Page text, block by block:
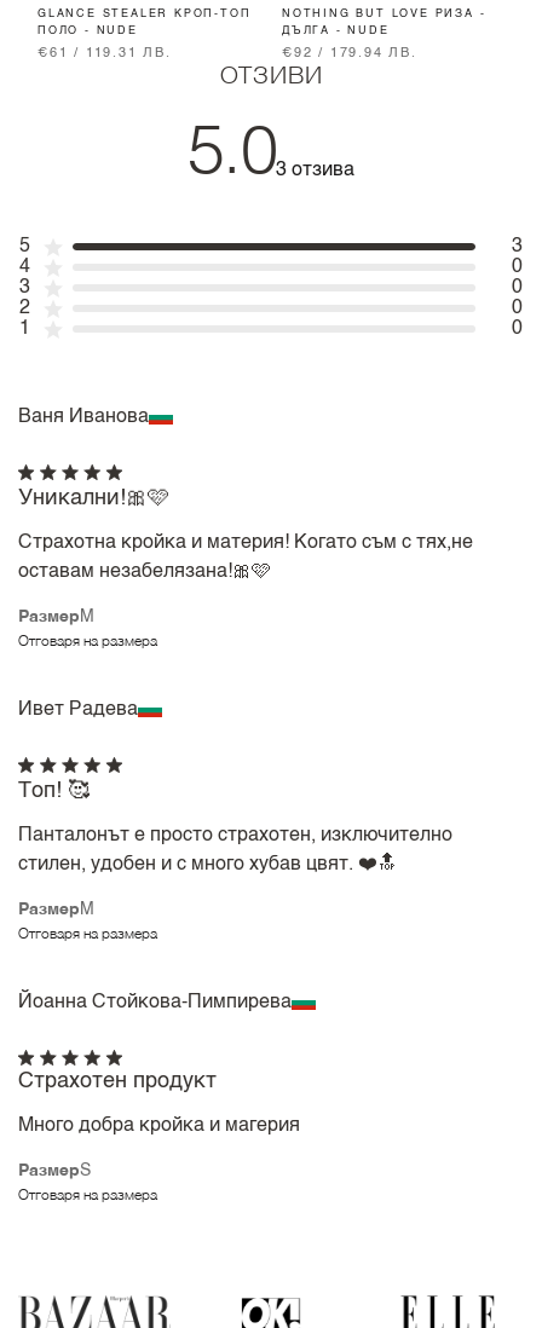
GLANCE STEALER КРОП-ТОП
ПОЛО - NUDE
€61 / 119.31 ЛВ.
NOTHING BUT LOVE РИЗА -
ДЪЛГА - NUDE
€92 / 179.94 ЛВ.
ОТЗИВИ
5.03 отзива
5
3
4
0
3
0
2
0
1
0
Ваня Иванова
Размер M
Отговаря на размера
Уникални!🎀🩷
Страхотна кройка и материя! Когато съм с тях,не
оставам незабелязана!🎀🩷
Ивет Радева
Размер M
Отговаря на размера
Топ! 🥰
Панталонът е просто страхотен, изключително
стилен, удобен и с много хубав цвят. ❤️🔝
Йоанна Стойкова-Пимпирева
РазмерS
Отговаря на размера
Страхотен продукт
Много добра кройка и магерия